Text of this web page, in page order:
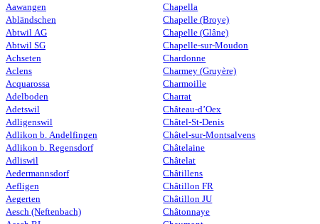
Aawangen
Abländschen
Abtwil AG
Abtwil SG
Achseten
Aclens
Acquarossa
Adelboden
Adetswil
Adligenswil
Adlikon b. Andelfingen
Adlikon b. Regensdorf
Adliswil
Aedermannsdorf
Aefligen
Aegerten
Aesch (Neftenbach)
Chapella
Chapelle (Broye)
Chapelle (Glâne)
Chapelle-sur-Moudon
Chardonne
Charmey (Gruyère)
Charmoille
Charrat
Château-d’Oex
Châtel-St-Denis
Châtel-sur-Montsalvens
Châtelaine
Châtelat
Châtillens
Châtillon FR
Châtillon JU
Châtonnaye